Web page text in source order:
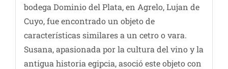
bodega Dominio del Plata, en Agrelo, Lujan de
Cuyo, fue encontrado un objeto de
características similares a un cetro o vara.
Susana, apasionada por la cultura del vino y la
antigua historia egipcia, asoció este objeto con